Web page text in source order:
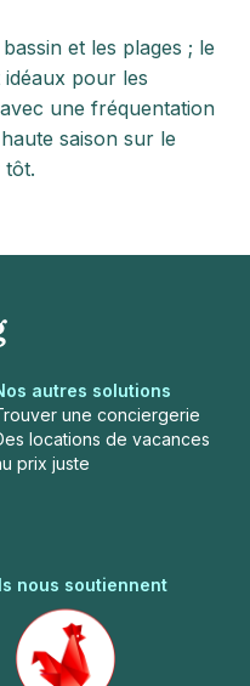
et les plages ; le
pour les
une fréquentation
saison sur le
tôt.
autres solutions
une conciergerie
locations de vacances
prix juste
nous soutiennent